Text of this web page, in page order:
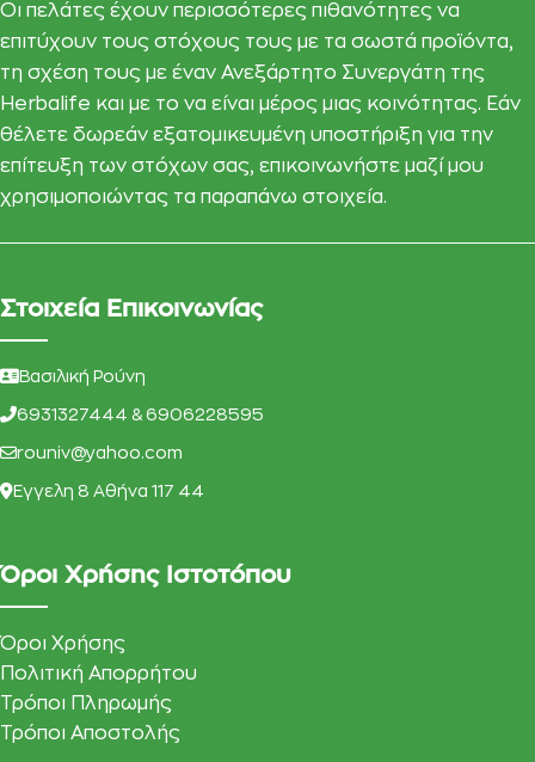
Οι πελάτες έχουν περισσότερες πιθανότητες να
επιτύχουν τους στόχους τους με τα σωστά προϊόντα,
τη σχέση τους με έναν Ανεξάρτητο Συνεργάτη της
Herbalife και με το να είναι μέρος μιας κοινότητας. Εάν
θέλετε δωρεάν εξατομικευμένη υποστήριξη για την
επίτευξη των στόχων σας, επικοινωνήστε μαζί μου
χρησιμοποιώντας τα παραπάνω στοιχεία.
Στοιχεία Επικοινωνίας
Βασιλική Ρούνη
6931327444 & 6906228595
rouniv@yahoo.com
Eγγελη 8 Αθήνα 117 44
Όροι Χρήσης Ιστοτόπου
Όροι Χρήσης
Πολιτική Απορρήτου
Τρόποι Πληρωμής
Τρόποι Αποστολής